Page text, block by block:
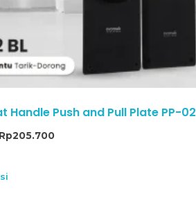
Handle Push and Pull Plate PP-02
Rp205.700